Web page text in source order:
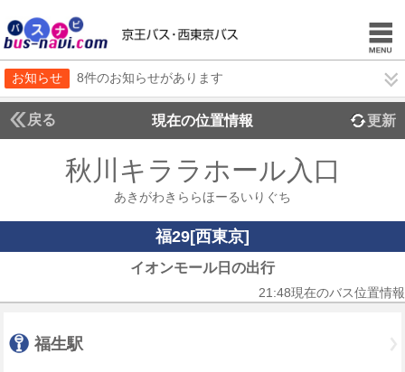
お知らせ 8件のお知らせがあります
戻る 現在の位置情報 更新
秋川キララホール入口
あきがわきららほーるいりぐち
福29[西東京]
イオンモール日の出行
21:48現在のバス位置情報
福生駅